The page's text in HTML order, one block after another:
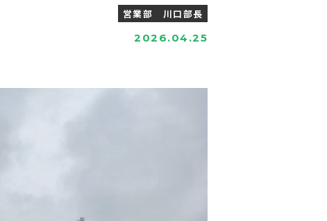
営業部 川口部長
2026.04.25